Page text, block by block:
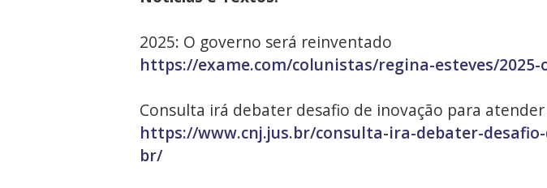
2025: O governo será reinventado
https://exame.com/colunistas/regina-esteves/
Consulta irá debater desafio de inovação para
https://www.cnj.jus.br/consulta-ira-debater-
br/